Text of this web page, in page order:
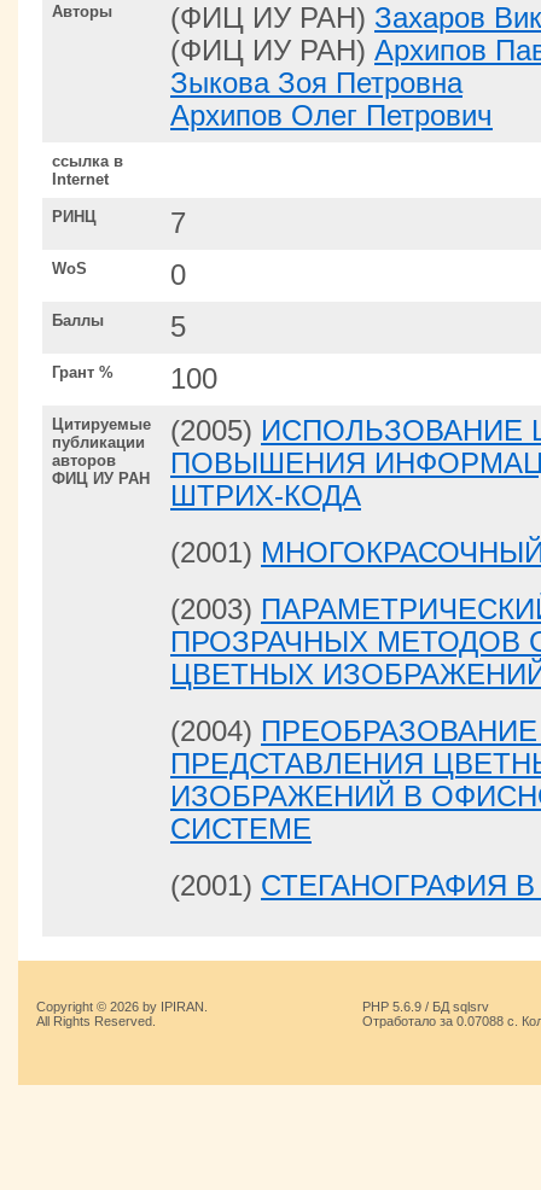
Авторы (ФИЦ ИУ РАН) Захаров
(ФИЦ ИУ РАН) Архипов
Зыкова Зоя Петровна
Архипов Олег Петрович
ссылка в
Internet
РИНЦ 7
WoS 0
Баллы 5
Грант % 100
Цитируемые
публикации
авторов
ФИЦ ИУ РАН
(2005) ИСПОЛЬЗОВАНИЕ
ПОВЫШЕНИЯ
ШТРИХ-КОДА
(2001)
(2003)
ПРОЗРАЧНЫХ МЕТОДОВ
ЦВЕТНЫХ
(2004)
ПРЕДСТАВЛЕНИЯ
ИЗОБРАЖЕНИЙ В
СИСТЕМЕ
(2001) СТЕГАНОГРАФИЯ В
Copyright © 2026 by IPIRAN.
All Rights Reserved.
PHP 5.6.9 / БД sqlsrv
Отработало за 0.07088 с.